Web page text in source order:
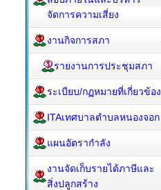
จัดการความเสี่ยง
งานกิจการสภา
รายงานการประชุมสภา
ระเบียบ/กฏหมายที่เกี่ยวข้อง
ITAเทศบาลตำบลหนองจอก
แผนอัตรากำลัง
งานจัดเก็บรายได้ภาษีและ
สิ่งปลูกสร้าง